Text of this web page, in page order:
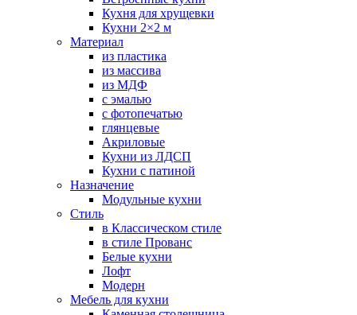
Кухня для хрущевки
Кухни 2×2 м
Материал
из пластика
из массива
из МДФ
с эмалью
с фотопечатью
глянцевые
Акриловые
Кухни из ЛДСП
Кухни с патиной
Назначение
Модульные кухни
Стиль
в Классическом стиле
в стиле Прованс
Белые кухни
Лофт
Модерн
Мебель для кухни